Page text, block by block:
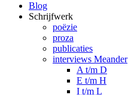
Blog
Schrijfwerk
poëzie
proza
publicaties
interviews Meander
A t/m D
E t/m H
I t/m L